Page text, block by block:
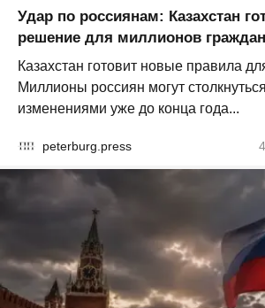
Удар по россиянам: Казахстан
решение для миллионов
Казахстан готовит новые правила
Миллионы россиян могут
изменениями уже до конца года...
peterburg.press